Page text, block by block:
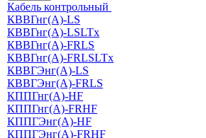
Кабель контрольный
КВВГнг(А)-LS
КВВГнг(А)-LSLTx
КВВГнг(А)-FRLS
КВВГнг(А)-FRLSLTx
КВВГЭнг(А)-LS
КВВГЭнг(А)-FRLS
КППГнг(А)-HF
КППГнг(А)-FRHF
КППГЭнг(А)-HF
КППГЭнг(А)-FRHF